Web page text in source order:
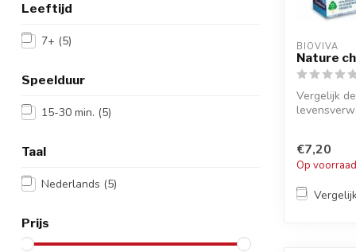
Leeftijd
7+ (5)
Speelduur
15-30 min. (5)
Taal
Nederlands (5)
Prijs
BIOVIVA
Nature
Vergelijk
€7,20
Op voorraad